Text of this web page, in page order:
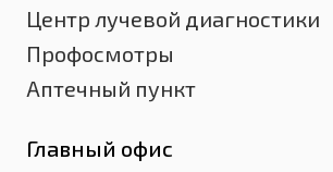
Центр лучевой диагностики
Профосмотры
Аптечный пункт
Главный офис